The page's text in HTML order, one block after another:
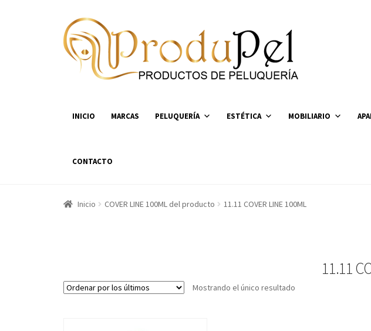
Ir
a
la
navegación
Ir
al
contenido
INICIO MARCAS PELUQUERÍA ESTÉTICA MOBILIARIO
CONTACTO
Inicio COVER LINE 100ML del producto 11.11 COVER LINE 100ML
11.11
Mostrando el único resultado